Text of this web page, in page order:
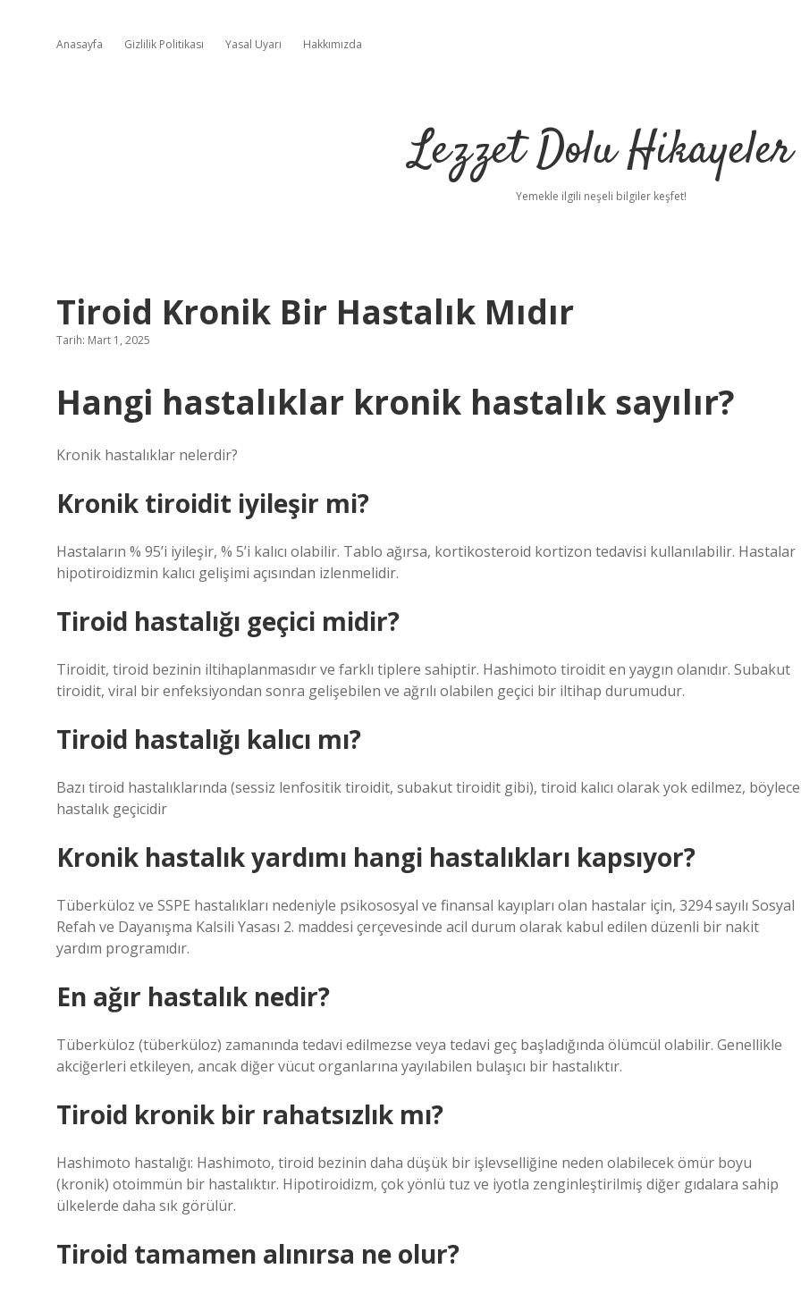
Anasayfa Gizlilik Politikası Yasal Uyarı Hakkımızda
Lezzet Dolu Hikayeler
Yemekle ilgili neşeli bilgiler keşfet!
Tiroid Kronik Bir Hastalık Mıdır
Tarih: Mart 1, 2025
Hangi hastalıklar kronik hastalık sayılır?
Kronik hastalıklar nelerdir?
Kronik tiroidit iyileşir mi?
Hastaların % 95’i iyileşir, % 5’i kalıcı olabilir. Tablo ağırsa, kortikosteroid kortizon tedavisi kullanılabilir. Hastalar
hipotiroidizmin kalıcı gelişimi açısından izlenmelidir.
Tiroid hastalığı geçici midir?
Tiroidit, tiroid bezinin iltihaplanmasıdır ve farklı tiplere sahiptir. Hashimoto tiroidit en yaygın olanıdır. Subakut
tiroidit, viral bir enfeksiyondan sonra gelişebilen ve ağrılı olabilen geçici bir iltihap durumudur.
Tiroid hastalığı kalıcı mı?
Bazı tiroid hastalıklarında (sessiz lenfositik tiroidit, subakut tiroidit gibi), tiroid kalıcı olarak yok edilmez, böylece
hastalık geçicidir
Kronik hastalık yardımı hangi hastalıkları kapsıyor?
Tüberküloz ve SSPE hastalıkları nedeniyle psikososyal ve finansal kayıpları olan hastalar için, 3294 sayılı Sosyal
Refah ve Dayanışma Kalsili Yasası 2. maddesi çerçevesinde acil durum olarak kabul edilen düzenli bir nakit
yardım programıdır.
En ağır hastalık nedir?
Tüberküloz (tüberküloz) zamanında tedavi edilmezse veya tedavi geç başladığında ölümcül olabilir. Genellikle
akciğerleri etkileyen, ancak diğer vücut organlarına yayılabilen bulaşıcı bir hastalıktır.
Tiroid kronik bir rahatsızlık mı?
Hashimoto hastalığı: Hashimoto, tiroid bezinin daha düşük bir işlevselliğine neden olabilecek ömür boyu
(kronik) otoimmün bir hastalıktır. Hipotiroidizm, çok yönlü tuz ve iyotla zenginleştirilmiş diğer gıdalara sahip
ülkelerde daha sık görülür.
Tiroid tamamen alınırsa ne olur?